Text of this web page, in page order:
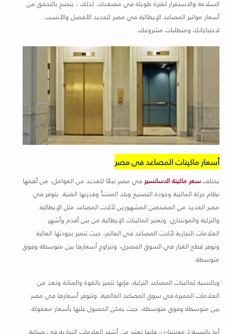
السلامة والاستقرار لفترة طويلة في مصعدك. لذلك ، ينصح بالتحقق من
أسعار مواتير المصاعد الإيطالية في مصر لتحديد الأفضل والأنسب
لاحتياجاتك ومتطلبات مشروعك.
أسعار ماكينات المصاعد فى مصر
يختلفسعر ماكينة الاسانسيرفي مصر تبعًا للعديد من العوامل، من أهمها
نظام حركة الماكينة وجودة التصنيع وبلد المنشأ وقدرتها الفنية. يتوفر في
مصر العديد من المصنعين المشهورين لآلات المصاعد مثل الإيطالية
والتركية والمونتناري. وتعتبر الماكينات الإيطالية من بين أقدم وأشهر
العلامات التجارية لآلات المصاعد في العالم، حيث تتميز بجودتها العالية
وتوفر قطع الغيار في السوق المصري، وتتراوح أسعارها بين متوسطة وفوق
متوسطة.
وبالنسبة لماكينات المصاعد التركية، فإنها تتميز بالقوة والمتانة وتعد من
العلامات المميزة في سوق المصاعد العالمية. وتتوفر أسعارها في مصر
بين متوسطة وفوق متوسطة، حيث يمكن الحصول عليها بأسعار معقولة.
أما بالنسبة لـ مونتيناري، فإنها تعتبر من أشهر العلامات التجارية في صناعة